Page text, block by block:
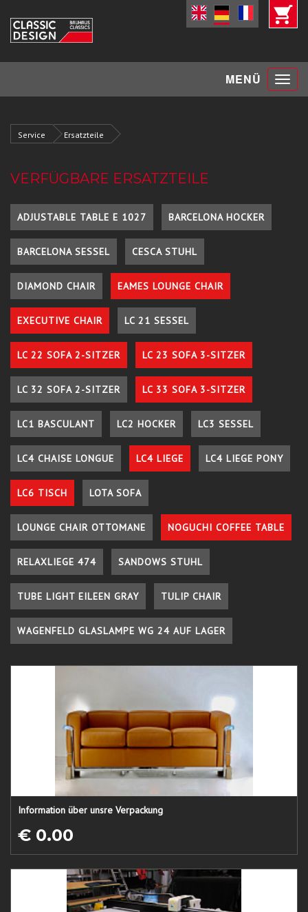
MENÜ Toggle
Service Ersatzteile
VERFÜGBARE ERSATZTEILE
ADJUSTABLE TABLE E 1027 BARCELONA HOCKER
BARCELONA SESSEL CESCA STUHL
DIAMOND CHAIR EAMES LOUNGE CHAIR
EXECUTIVE CHAIR LC 21 SESSEL
LC 22 SOFA 2-SITZER LC 23 SOFA 3-SITZER
LC 32 SOFA 2-SITZER LC 33 SOFA 3-SITZER
LC1 BASCULANT LC2 HOCKER LC3 SESSEL
LC4 CHAISE LONGUE LC4 LIEGE LC4 LIEGE PONY
LC6 TISCH LOTA SOFA
LOUNGE CHAIR OTTOMANE NOGUCHI COFFEE TABLE
RELAXLIEGE 474 SANDOWS STUHL
TUBE LIGHT EILEEN GRAY TULIP CHAIR
WAGENFELD GLASLAMPE WG 24 AUF LAGER
Information über unsre Verpackung
€ 0.00